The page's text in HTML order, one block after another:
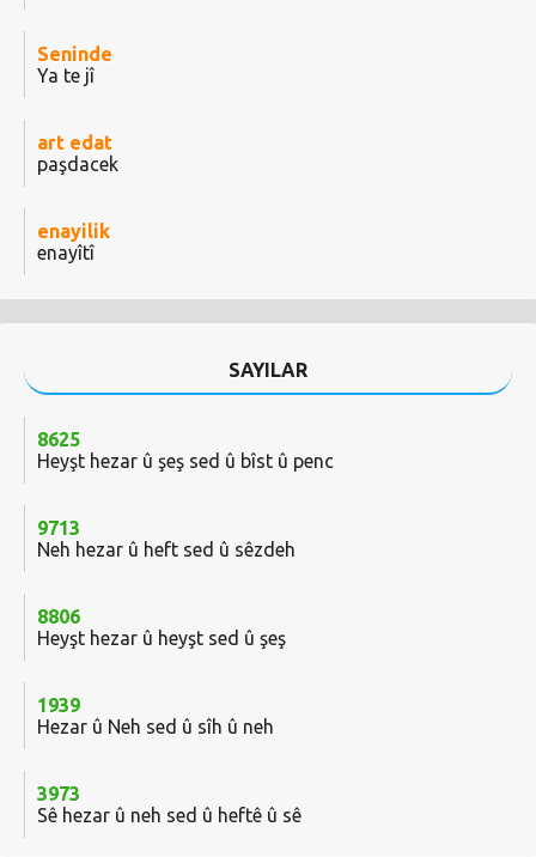
Seninde
Ya te jî
art edat
paşdacek
enayilik
enayîtî
SAYILAR
8625
Heyşt hezar û şeş sed û bîst û penc
9713
Neh hezar û heft sed û sêzdeh
8806
Heyşt hezar û heyşt sed û şeş
1939
Hezar û Neh sed û sîh û neh
3973
Sê hezar û neh sed û heftê û sê